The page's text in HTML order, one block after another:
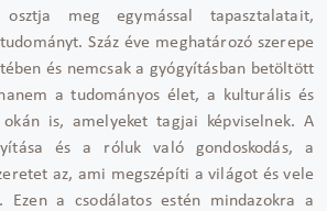
osztja meg egymással tapasztalatait,
Száz éve meghatározó szerepe
és nemcsak a gyógyításban betöltött
a tudományos élet, a kulturális és
okán is, amelyeket tagjai képviselnek. A
és a róluk való gondoskodás, a
az, ami megszépíti a világot és vele
Ezen a csodálatos estén mindazokra a